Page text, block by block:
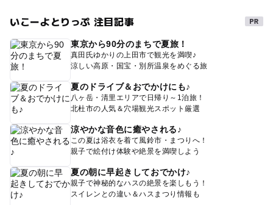
いこーよとりっぷ 注目記事
東京から90分のまちで夏旅！
真田氏ゆかりの上田市で観光を満喫♪
涼しい高原・国宝・別所温泉をめぐる旅
夏のドライブ＆おでかけにも♪
八ヶ岳・清里エリアで日帰り～1泊旅！
北杜市の人気＆穴場観光スポット厳選
涼やかな音色に癒やされる♪
この夏は浴衣を着て風鈴市・まつりへ！
親子で絵付け体験や絶景を満喫しよう
夏の朝に早起きしておでかけ♪
親子で神秘的なハスの絶景を楽しもう！
スイレンとの違い＆ハスまつり情報も